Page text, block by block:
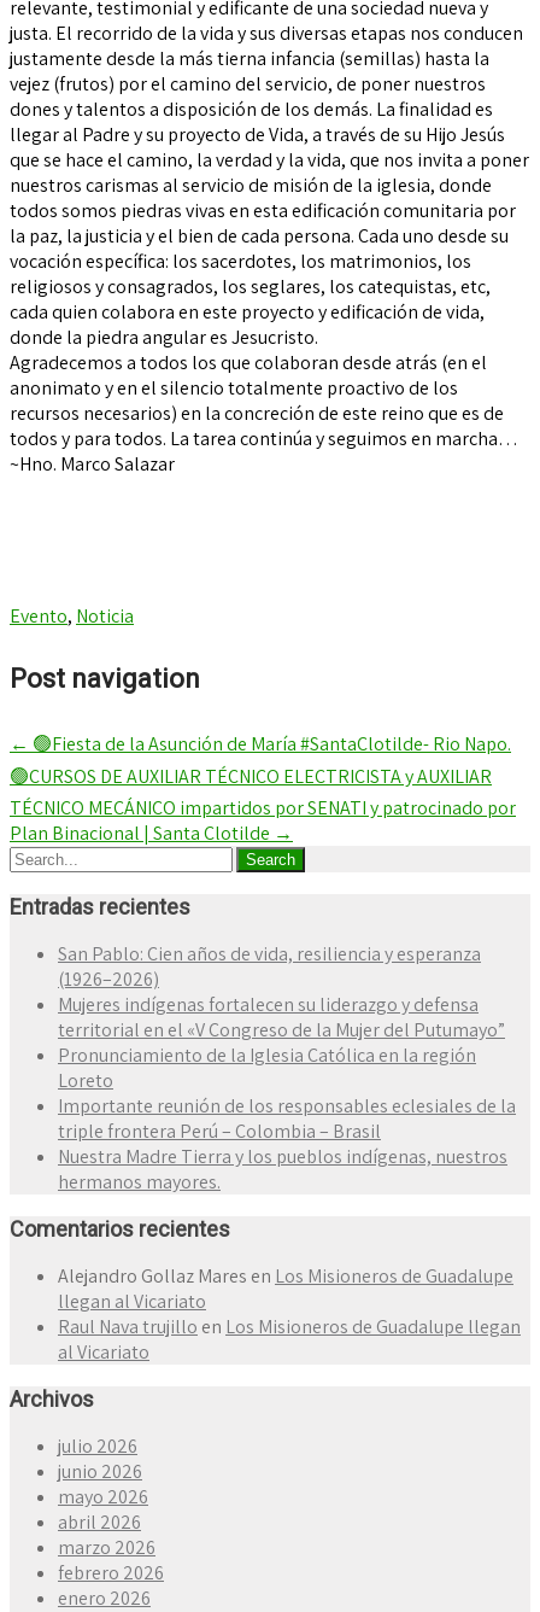
relevante, testimonial y edificante de una sociedad nueva y
justa. El recorrido de la vida y sus diversas etapas nos conducen
justamente desde la más tierna infancia (semillas) hasta la
vejez (frutos) por el camino del servicio, de poner nuestros
dones y talentos a disposición de los demás. La finalidad es
llegar al Padre y su proyecto de Vida, a través de su Hijo Jesús
que se hace el camino, la verdad y la vida, que nos invita a poner
nuestros carismas al servicio de misión de la iglesia, donde
todos somos piedras vivas en esta edificación comunitaria por
la paz, la justicia y el bien de cada persona. Cada uno desde su
vocación específica: los sacerdotes, los matrimonios, los
religiosos y consagrados, los seglares, los catequistas, etc,
cada quien colabora en este proyecto y edificación de vida,
donde la piedra angular es Jesucristo.
Agradecemos a todos los que colaboran desde atrás (en el
anonimato y en el silencio totalmente proactivo de los
recursos necesarios) en la concreción de este reino que es de
todos y para todos. La tarea continúa y seguimos en marcha…
~Hno. Marco Salazar
Evento, Noticia
Post navigation
← 🟢Fiesta de la Asunción de María #SantaClotilde- Rio Napo.
🟢CURSOS DE AUXILIAR TÉCNICO ELECTRICISTA y AUXILIAR
TÉCNICO MECÁNICO impartidos por SENATI y patrocinado por
Plan Binacional | Santa Clotilde →
Entradas recientes
San Pablo: Cien años de vida, resiliencia y esperanza
(1926–2026)
Mujeres indígenas fortalecen su liderazgo y defensa
territorial en el «V Congreso de la Mujer del Putumayo”
Pronunciamiento de la Iglesia Católica en la región
Loreto
Importante reunión de los responsables eclesiales de la
triple frontera Perú – Colombia – Brasil
Nuestra Madre Tierra y los pueblos indígenas, nuestros
hermanos mayores.
Comentarios recientes
Alejandro Gollaz Mares en Los Misioneros de Guadalupe
llegan al Vicariato
Raul Nava trujillo en Los Misioneros de Guadalupe llegan
al Vicariato
Archivos
julio 2026
junio 2026
mayo 2026
abril 2026
marzo 2026
febrero 2026
enero 2026